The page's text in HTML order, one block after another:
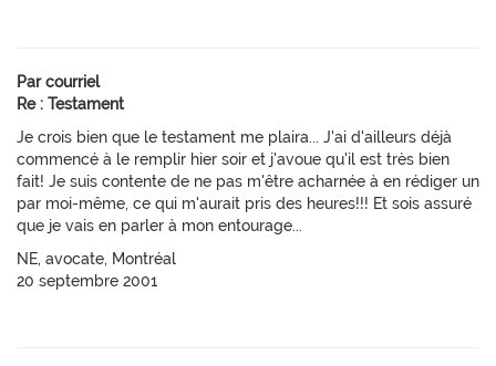
Par courriel
Re : Testament
Je crois bien que le testament me plaira... J'ai d'ailleurs déjà
commencé à le remplir hier soir et j'avoue qu'il est très bien
fait! Je suis contente de ne pas m'être acharnée à en rédiger un
par moi-même, ce qui m'aurait pris des heures!!! Et sois assuré
que je vais en parler à mon entourage...
NE, avocate, Montréal
20 septembre 2001